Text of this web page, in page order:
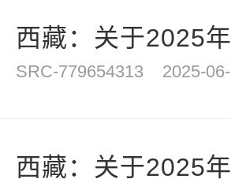
西藏：关于2025
SRC-779654313 2025-
西藏：关于2025